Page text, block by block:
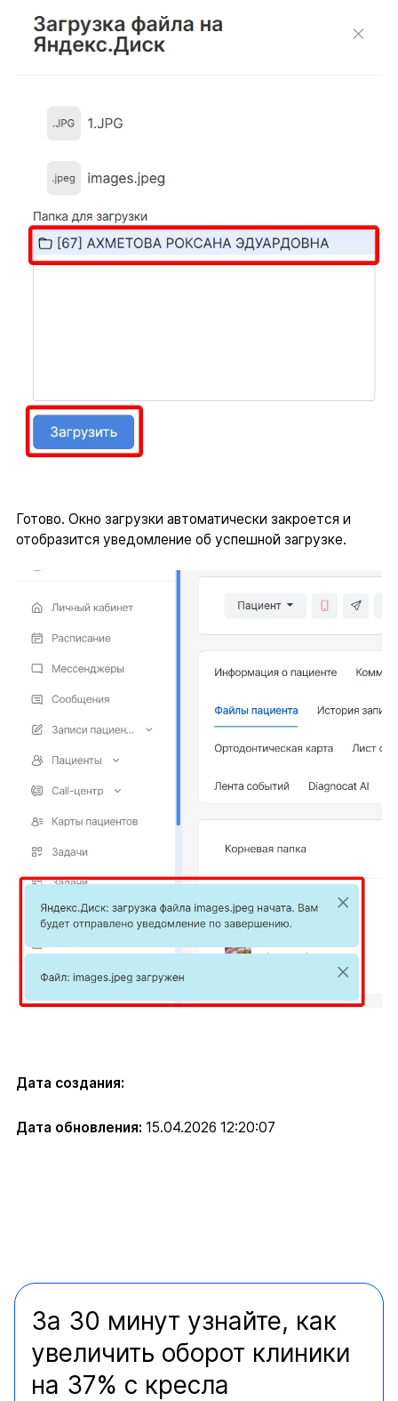
Готово. Окно загрузки автоматически закроется и
отобразится уведомление об успешной загрузке.
Дата создания:
Дата обновления: 15.04.2026 12:20:07
За 30 минут узнайте, как
увеличить оборот клиники
на 37% с кресла